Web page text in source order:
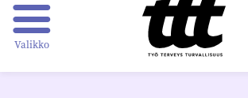
Valikko